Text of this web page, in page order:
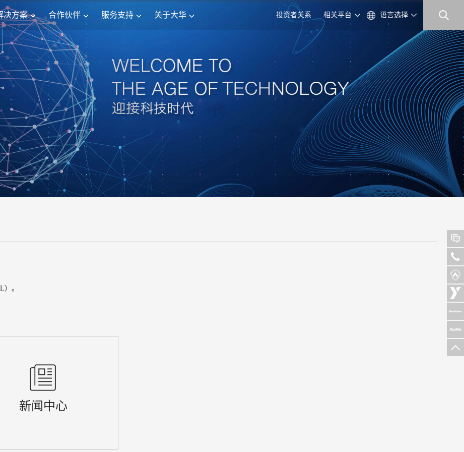
语言选择
相关平台
投资者关系
决方案 合作伙伴 服务支持 关于大华
。
新闻中心